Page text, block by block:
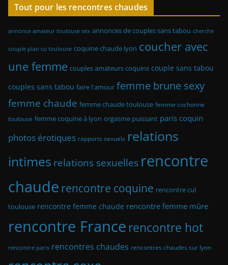
Tout pour les rencontres chaudes
annonce amateur toulouse sex annonces de couples sans tabou cherche
couple plan cu toulouse coquine chaude lyon coucher avec
une femme couples amateurs coquins couple sans tabou
couples sans tabou faire l'amour femme brune sexy
femme chaude femme chaude toulouse femme cochonne
toulouse femme coquine à lyon orgasme puissant paris coquin
photos érotiques rapports sexuels relations
intimes relations sexuelles rencontre
chaude rencontre coquine rencontre cul
toulouse rencontre femme chaude rencontre femme mûre
rencontre France rencontre hot
rencontre paris rencontres chaudes rencontres chaudes sur lyon